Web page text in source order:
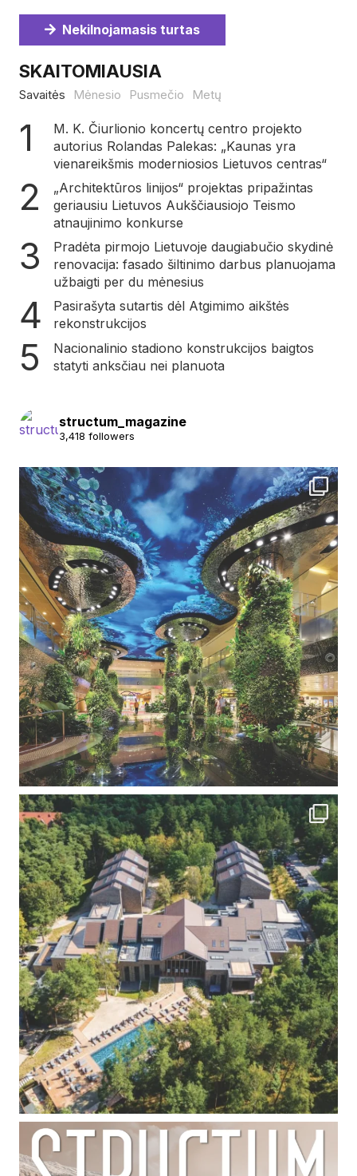
Nekilnojamasis turtas
SKAITOMIAUSIA
Savaitės Mėnesio Pusmečio Metų
M. K. Čiurlionio koncertų centro projekto
autorius Rolandas Palekas: „Kaunas yra
vienareikšmis moderniosios Lietuvos centras“
„Architektūros linijos“ projektas pripažintas
geriausiu Lietuvos Aukščiausiojo Teismo
atnaujinimo konkurse
Pradėta pirmojo Lietuvoje daugiabučio skydinė
renovacija: fasado šiltinimo darbus planuojama
užbaigti per du mėnesius
Pasirašyta sutartis dėl Atgimimo aikštės
rekonstrukcijos
Nacionalinio stadiono konstrukcijos baigtos
statyti anksčiau nei planuota
structum_magazine
3,418 followers